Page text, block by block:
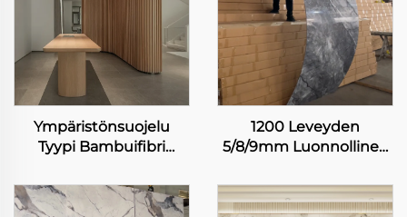
Ympäristönsuojelu
Tyypi Bambuifibri
ja helposti
puhdistettava sisäinen
1200 Leveyden
5/8/9mm Luonnollinen
Bambuksen Kuitu Hiili
Kivipohja Seinä Lehti